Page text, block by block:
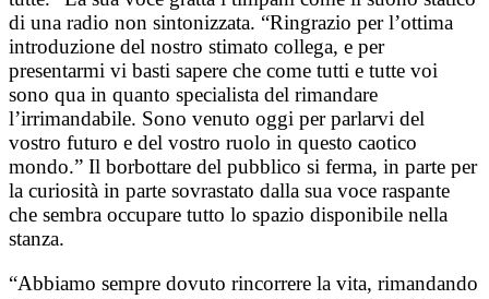
di una radio non sintonizzata. “Ringrazio per l’ottima
introduzione del nostro stimato collega, e per
presentarmi vi basti sapere che come tutti e tutte voi
sono qua in quanto specialista del rimandare
l’irrimandabile. Sono venuto oggi per parlarvi del
vostro futuro e del vostro ruolo in questo caotico
mondo.” Il borbottare del pubblico si ferma, in parte per
la curiosità in parte sovrastato dalla sua voce raspante
che sembra occupare tutto lo spazio disponibile nella
stanza.
“Abbiamo sempre dovuto rincorrere la vita, rimandando